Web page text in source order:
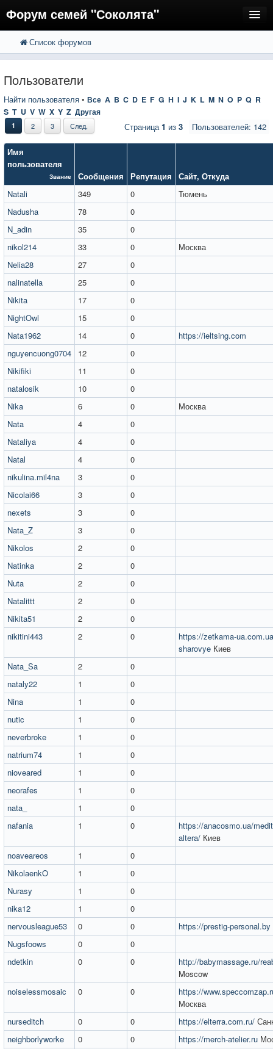
Форум семей "Соколята"
FAQ
Вход
Список форумов
Пользователи
Найти пользователя • Все A B C D E F G H I J K L M N O P Q R
S T U V W X Y Z Другая
Пользователей: 142
1 2 3 След. Страница1 из 3
Имя
пользователя
Звание Сообщения Репутация Сайт, Откуда
Natali
349 0
Тюмень
Nadusha
78
0
N_adin
35
0
nikol214
33 0
Москва
Nelia28
27
0
nalinatella
25
0
Nikita
17
0
NightOwl
15
0
Nata1962
14 0
https://ieltsing.com
nguyencuong0704
12
0
Nikifiki
11
0
natalosik
10
0
Nika
6 0
Москва
Nata
4
0
Nataliya
4
0
Natal
4
0
nikulina.mil4na
3
0
Nicolai66
3
0
nexets
3
0
Nata_Z
3
0
Nikolos
2
0
Natinka
2
0
Nuta
2
0
Natalittt
2
0
Nikita51
2
0
nikitini443
2 0
https://zetkama-
sharovye Киев
Nata_Sa
2
0
nataly22
1
0
Nina
1
0
nutic
1
0
neverbroke
1
0
natrium74
1
0
nioveared
1
0
neorafes
1
0
nata_
1
0
nafania
1 0
https://anacosmo.ua/
altera/ Киев
noaveareos
1
0
NikolaenkO
1
0
Nurasy
1
0
nika12
1
0
nervousleague53
0 0 https://prestig-personal.by
Nugsfoows
0
0
ndetkin
0 0
http://babymassage.ru/
Moscow
noiselessmosaic
0 0
https://
Москва
nurseditch
0 0 https://elterra.com.ru/
neighborlyworke
0 0 https://merch-atelier.ru